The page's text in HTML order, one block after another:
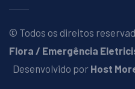
© Todos os direitos
Flora / Emergência
Desenvolvido por Host